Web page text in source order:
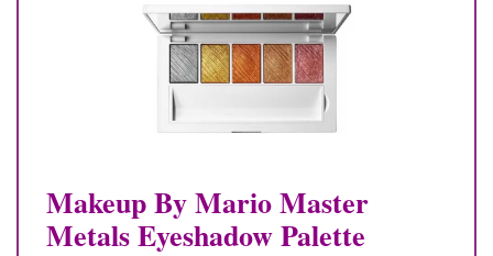
Makeup By Mario Master
Metals Eyeshadow Palette